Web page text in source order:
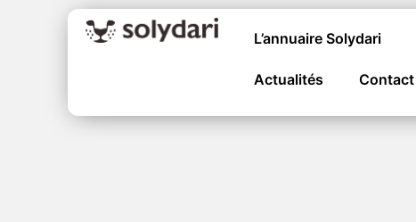
L’annuaire Solydari
Actualités
Contact